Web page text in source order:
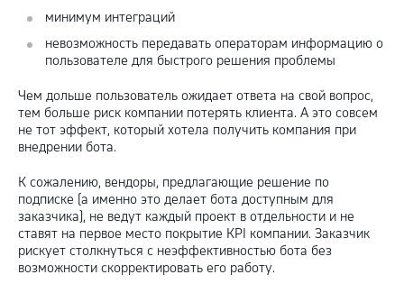
минимум интеграций
невозможность передавать операторам информацию о
пользователе для быстрого решения проблемы
Чем дольше пользователь ожидает ответа на свой вопрос,
тем больше риск компании потерять клиента. А это совсем
не тот эффект, который хотела получить компания при
внедрении бота.
К сожалению, вендоры, предлагающие решение по
подписке (а именно это делает бота доступным для
заказчика), не ведут каждый проект в отдельности и не
ставят на первое место покрытие KPI компании. Заказчик
рискует столкнуться с неэффективностью бота без
возможности скорректировать его работу.